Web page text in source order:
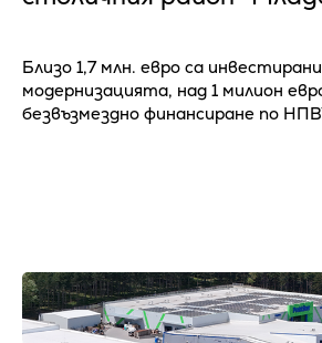
Близо 1,7 млн. евро са
модернизацията, над 1 милион
безвъзмездно финансиране по